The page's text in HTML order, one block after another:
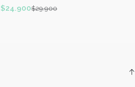
$24.900$29.900